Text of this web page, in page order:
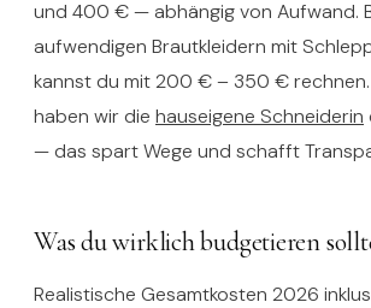
und 400 € — abhängig von Aufwand.
aufwendigen Brautkleidern mit
kannst du mit 200 € – 350 €
haben wir die hauseigene Schneiderin
— das spart Wege und schafft
Was du wirklich budgetieren
Realistische Gesamtkosten 2026